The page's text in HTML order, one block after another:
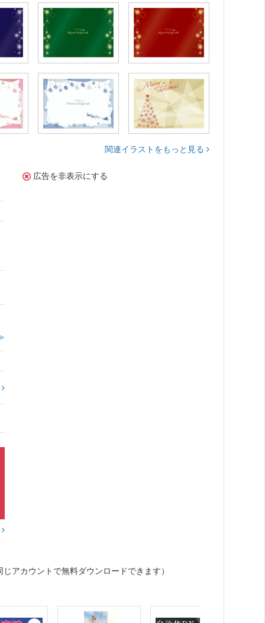
関連イラストをもっと見る
広告を非表示にする
じアカウントで無料ダウンロードできます）